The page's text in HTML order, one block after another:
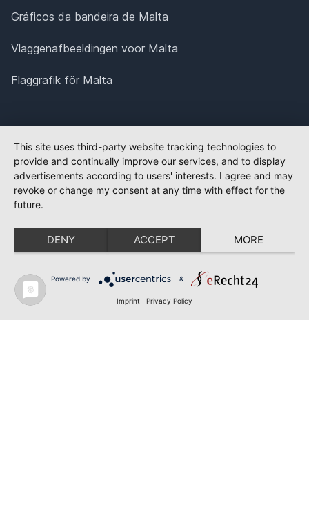
Gráficos da bandeira de Malta
Vlaggenafbeeldingen voor Malta
Flaggrafik för Malta
This site uses third-party website tracking technologies to
provide and continually improve our services, and to display
advertisements according to users' interests. I agree and may
revoke or change my consent at any time with effect for the
future.
DENY ACCEPT MORE
Powered by &
Imprint Privacy Policy